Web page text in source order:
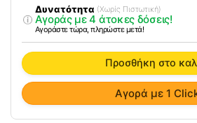
Αφαιρούμενα
Πλαϊνά
&
WC
VITA
-
09-
2-
Δυνατότητα (Χωρίς Πιστωτική)
Αγοράς με 4 άτοκες δόσεις!
Αγοράστε τώρα, πληρώστε μετά!
Προσθήκη στο
Αγορά με 1